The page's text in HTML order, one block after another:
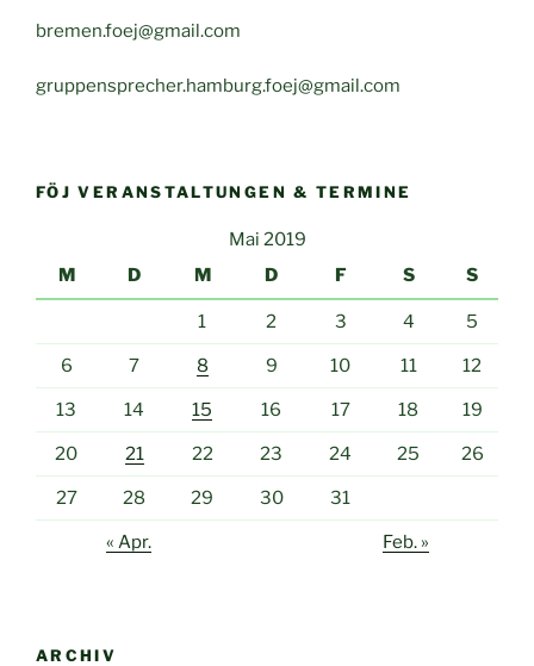
bremen.foej@gmail.com
gruppensprecher.hamburg.foej@gmail.com
FÖJ VERANSTALTUNGEN & TERMINE
Mai 2019
M
D M D F S S
1 2 3 4 5
6 7 8 9 10 11 12
13 14 15 16 17 18 19
20 21 22 23 24 25 26
27 28 29 30 31
« Apr. Feb. »
ARCHIV